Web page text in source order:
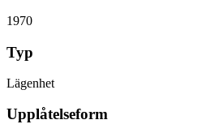
1970
Typ
Lägenhet
Upplåtelseform